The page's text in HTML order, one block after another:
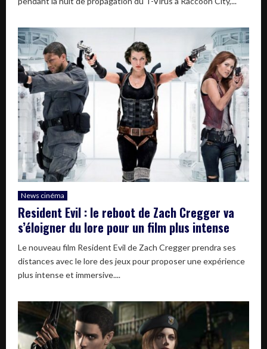
News cinéma
Resident Evil : le reboot de Zach Cregger va
s’éloigner du lore pour un film plus intense
Le nouveau film Resident Evil de Zach Cregger prendra ses
distances avec le lore des jeux pour proposer une expérience
plus intense et immersive....